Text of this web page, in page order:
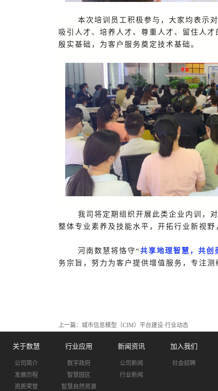
本次培训员工积极参与，大家均表示
吸引人才、培养人才、尊重人才、留住人
殷实基础，为客户服务奠定技术基础。
我司将定期组织开展此类企业内训，
整体专业素养及技能水平，开拓行业新视
河南数慧将恪守“共享地理智慧，共创
务宗旨，努力为客户提供增值服务，专注
上一篇： 城市信息模型（CIM）平台建设·行业动态
关于数慧
公司简介
发展历程
资质荣誉
行业应用
数字政府
智慧园区
智慧自然资源
新闻资讯
公司新闻
行业新闻
加入我们
社会招聘